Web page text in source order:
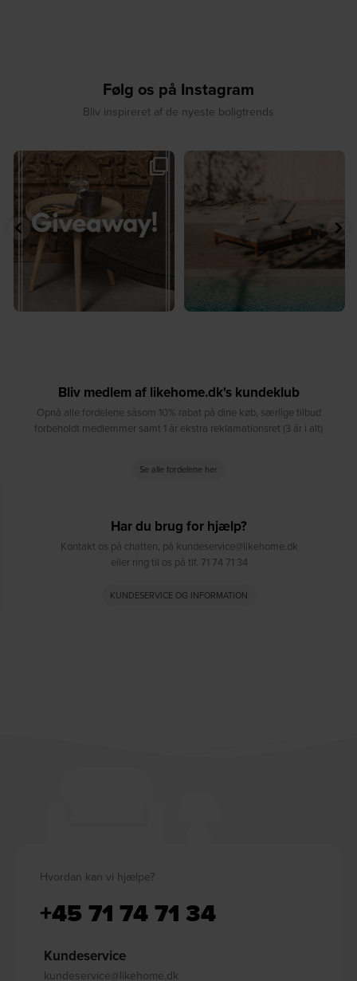
Følg os på Instagram
Bliv inspireret af de nyeste boligtrends
🎉 GIVEAWAY 🎉⁠
Vind det stilfulde Sasha...
187 194
☀️ Sommerens favorit til terrassen ☀️⁠
8 0
Bliv medlem af likehome.dk's kundeklub
Opnå alle fordelene såsom 10% rabat på dine køb, særlige tilbud
forbeholdt medlemmer samt 1 år ekstra reklamationsret (3 år i alt)
Se alle fordelene her
Har du brug for hjælp?
Kontakt os på chatten, på kundeservice@likehome.dk
eller ring til os på tlf. 71 74 71 34
KUNDESERVICE OG INFORMATION
Hvordan kan vi hjælpe?
+45 71 74 71 34
Kundeservice
kundeservice@likehome.dk